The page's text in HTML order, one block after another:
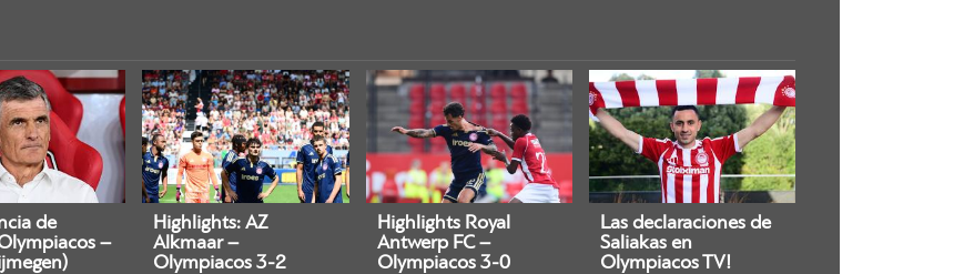
de
–
Highlights: AZ
Alkmaar –
Olympiacos 3-2
Highlights Royal
Antwerp FC –
Olympiacos 3-0
Las declaraciones de
Saliakas en
Olympiacos TV!